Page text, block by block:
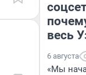
весь
6 августа
«Мы